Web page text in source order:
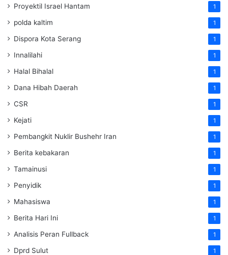
Proyektil Israel Hantam 1
polda kaltim 1
Dispora Kota Serang 1
Innalilahi 1
Halal Bihalal 1
Dana Hibah Daerah 1
CSR 1
Kejati 1
Pembangkit Nuklir Bushehr Iran 1
Berita kebakaran 1
Tamainusi 1
Penyidik 1
Mahasiswa 1
Berita Hari Ini 1
Analisis Peran Fullback 1
Dprd Sulut 1